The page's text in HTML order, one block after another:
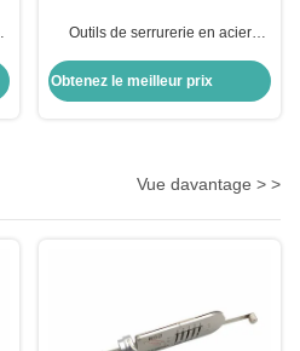
Outils de serrurerie en acier
de serrure automatique avec
Obtenez le meilleur prix
Vue davantage > >